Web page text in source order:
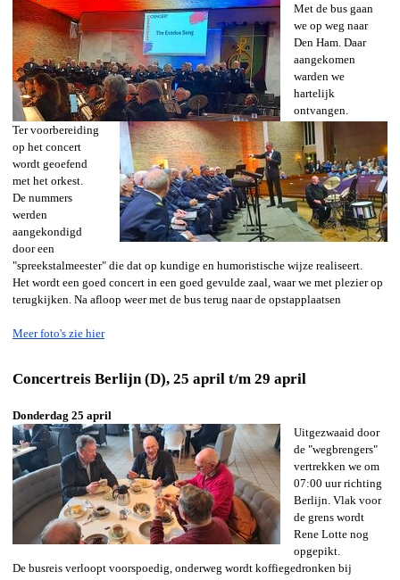
Met de bus gaan
we op weg naar
Den Ham. Daar
aangekomen
warden we
hartelijk
ontvangen.
Ter voorbereiding
op het concert
wordt geoefend
met het orkest.
De nummers
werden
aangekondigd
door een
"spreekstalmeester" die dat op kundige en humoristische wijze realiseert.
Het wordt een goed concert in een goed gevulde zaal, waar we met plezier op
terugkijken. Na afloop weer met de bus terug naar de opstapplaatsen
Meer foto's zie hier
Concertreis Berlijn (D), 25 april t/m 29 april
Donderdag 25 april
Uitgezwaaid door
de "wegbrengers"
vertrekken we om
07:00 uur richting
Berlijn. Vlak voor
de grens wordt
Rene Lotte nog
opgepikt.
De busreis verloopt voorspoedig, onderweg wordt koffiegedronken bij